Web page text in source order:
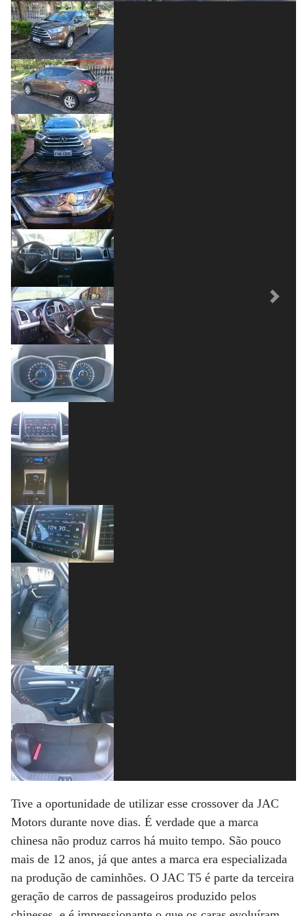
Previous Next
Tive a oportunidade de utilizar esse crossover da JAC
Motors durante nove dias. É verdade que a marca
chinesa não produz carros há muito tempo. São pouco
mais de 12 anos, já que antes a marca era especializada
na produção de caminhões. O JAC T5 é parte da terceira
geração de carros de passageiros produzido pelos